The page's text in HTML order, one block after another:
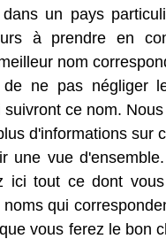
un pays
à prendre en
nom
de ne pas négliger
suivront ce nom.
d'informations sur
une vue
ici tout ce dont
qui
vous ferez le bon